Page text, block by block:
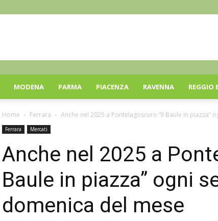
MODENA PARMA PIACENZA RAVENNA REGGIO
Home Ferrara Anche nel 2025 a Pontelagoscuro “Il Baule in piazza”
Ferrara Mercati
Anche nel 2025 a
Baule in piazza” ogni
domenica del mese